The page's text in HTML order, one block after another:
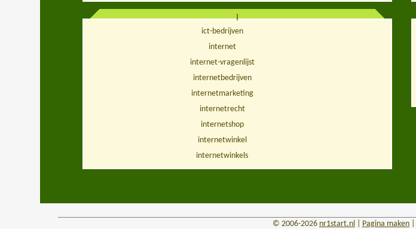
I
ict-bedrijven
internet
internet-vragenlijst
internetbedrijven
internetmarketing
internetrecht
internetshop
internetwinkel
internetwinkels
© 2006-2026 nr1start.nl Pagina maken|